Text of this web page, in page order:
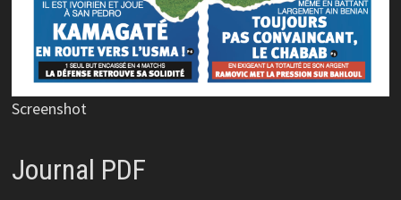
Screenshot
Journal PDF